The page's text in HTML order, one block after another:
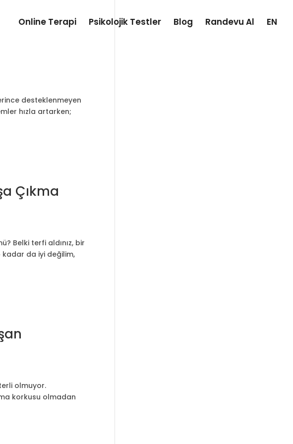
Online Terapi Psikolojik Testler Blog Randevu Al EN
desteklenmeyen
hızla artarken;
Çıkma
Belki terfi aldınız, bir
kadar da iyi değilim,
olmuyor.
korkusu olmadan